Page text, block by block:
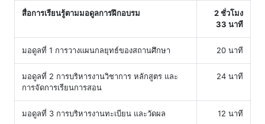
สื่อการเรียนรู้ตามมอดูลการฝึกอบรม
2 ชั่วโมง
33 นาที
มอดูลที่ 1 การวางแผนกลยุทธ์ของสถานศึกษา 20 นาที
มอดูลที่ 2 การบริหารงานวิชาการ หลักสูตร และ
การจัดการเรียนการสอน
24 นาที
มอดูลที่ 3 การบริหารงานทะเบียน และวัดผล 12 นาที